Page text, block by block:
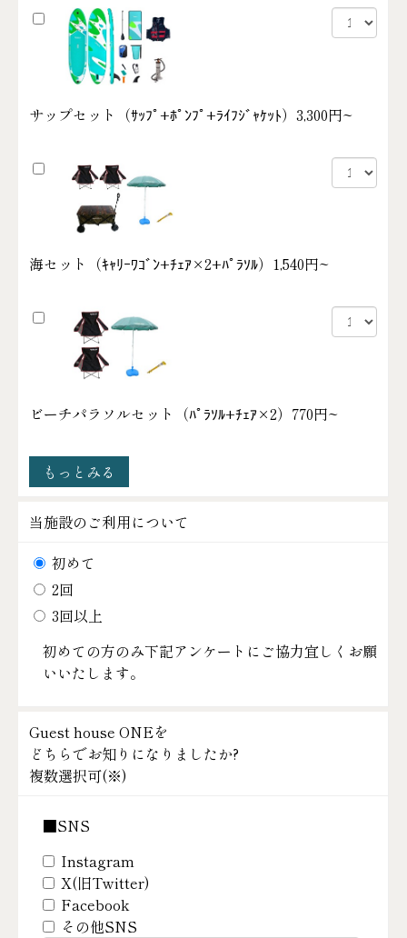
サップセット（ｻｯﾌﾟ+ﾎﾟﾝﾌﾟ+ﾗｲﾌｼﾞｬｹｯﾄ） 3,300円~
海セット（ｷｬﾘｰﾜｺﾞﾝ+ﾁｪｱ×2+ﾊﾟﾗｿﾙ） 1,540円~
ビーチパラソルセット（ﾊﾟﾗｿﾙ+ﾁｪｱ×2） 770円~
もっとみる
当施設のご利用について
初めて
2回
3回以上
初めての方のみ下記アンケートにご協力宜しくお願
いいたします。
Guest house ONEを
どちらでお知りになりましたか?
複数選択可(※)
■SNS
Instagram
X(旧Twitter)
Facebook
その他SNS